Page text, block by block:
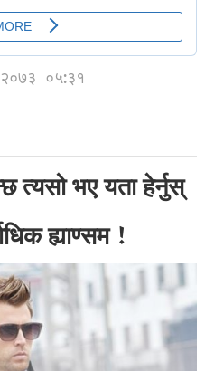
०५:३१
त्यसो भए यता हेर्नुस्
ह्याण्सम !